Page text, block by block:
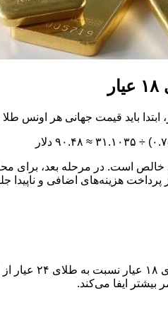
است. در مرحله بعد، برای
هزینه‌های اضافی و ناپیدا
همواره
ایفا می‌کند.